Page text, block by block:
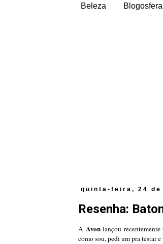
Beleza Blogosfera
quinta-feira, 24 de
Resenha:
A Avonlançou
como sou, pedi um pra testar